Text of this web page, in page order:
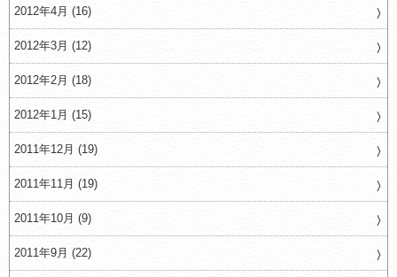
2012年4月 (16)
2012年3月 (12)
2012年2月 (18)
2012年1月 (15)
2011年12月 (19)
2011年11月 (19)
2011年10月 (9)
2011年9月 (22)